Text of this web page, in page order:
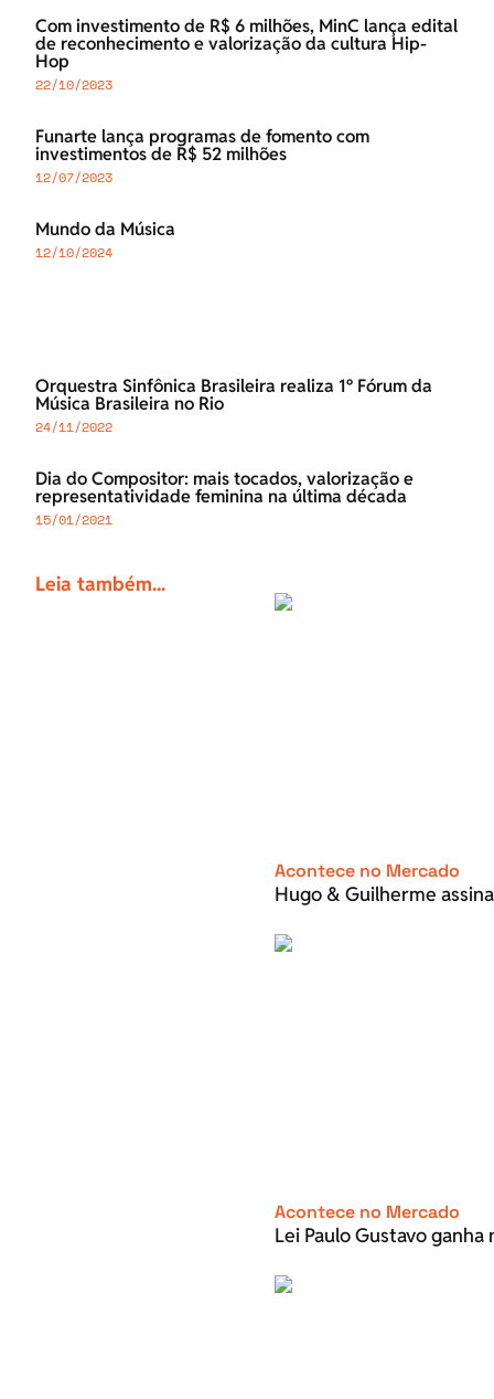
Com investimento de R$ 6 milhões, MinC lança edital
de reconhecimento e valorização da cultura Hip-
Hop
22/10/2023
Funarte lança programas de fomento com
investimentos de R$ 52 milhões
12/07/2023
Mundo da Música
12/10/2024
Orquestra Sinfônica Brasileira realiza 1º Fórum da
Música Brasileira no Rio
24/11/2022
Dia do Compositor: mais tocados, valorização e
representatividade feminina na última década
15/01/2021
Leia também...
Acontece no Mercado
Hugo & Guilherme
Acontece no Mercado
Lei Paulo Gustavo